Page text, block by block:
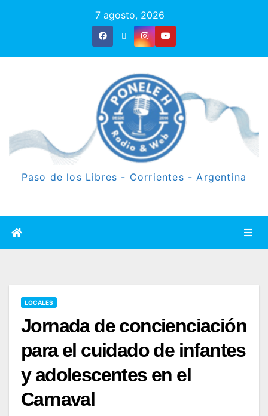
7 agosto, 2026
Paso de los Libres - Corrientes - Argentina
LOCALES
Jornada de concienciación
para el cuidado de infantes
y adolescentes en el
Carnaval